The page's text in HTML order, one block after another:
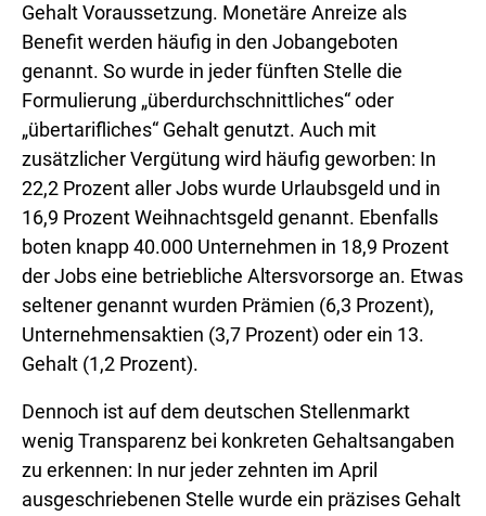
Gehalt Voraussetzung. Monetäre Anreize als
Benefit werden häufig in den Jobangeboten
genannt. So wurde in jeder fünften Stelle die
Formulierung „überdurchschnittliches“ oder
„übertarifliches“ Gehalt genutzt. Auch mit
zusätzlicher Vergütung wird häufig geworben: In
22,2 Prozent aller Jobs wurde Urlaubsgeld und in
16,9 Prozent Weihnachtsgeld genannt. Ebenfalls
boten knapp 40.000 Unternehmen in 18,9 Prozent
der Jobs eine betriebliche Altersvorsorge an. Etwas
seltener genannt wurden Prämien (6,3 Prozent),
Unternehmensaktien (3,7 Prozent) oder ein 13.
Gehalt (1,2 Prozent).
Dennoch ist auf dem deutschen Stellenmarkt
wenig Transparenz bei konkreten Gehaltsangaben
zu erkennen: In nur jeder zehnten im April
ausgeschriebenen Stelle wurde ein präzises Gehalt